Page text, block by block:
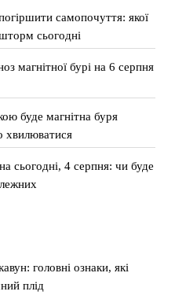
самопочуття: якої
сьогодні
магнітної бурі на 6 серпня
буде магнітна буря
хвилюватися
сьогодні, 4 серпня: чи буде
головні ознаки, які
плід